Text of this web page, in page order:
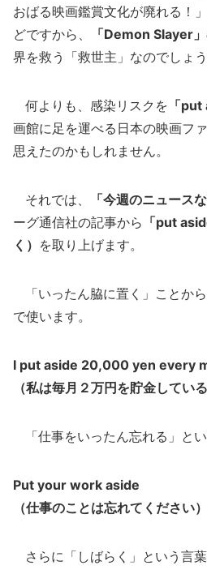
おばる映画鑑賞文化が廃れる！
どですから、
「Demon Slayer」
界を救う「救世主」なのでしょう
何よりも、感染リスクを 「
画館に足を運べる日本の映画フ
思えたのかもしれません。
それでは、 「今週のニュースな
ーグ通信社の記事から 「put
く） を取り上げます。
「いったん脇に置く」ことか
で使います。
I put aside 20,000 yen every
（私は毎月２万円を貯金している
「仕事をいったん忘れる」とい
Put your work aside
（仕事のことは忘れてください）
さらに「しばらく」という言葉